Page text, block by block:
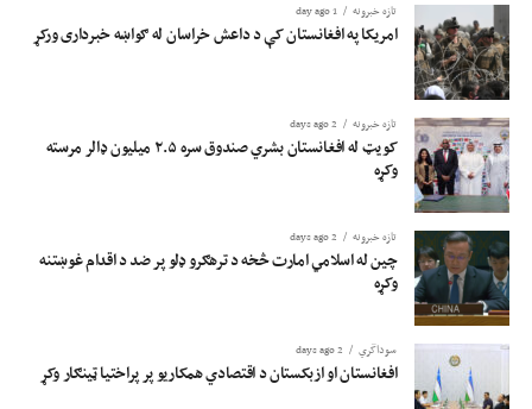
تازه خبرونه 1 day ago
امریکا په افغانستان کې د داعش خراسان له ګواښه خبرداری ورکړ
تازه خبرونه 2 days ago
کویټ له افغانستان بشري صندوق سره ۲.۵ میلیون ډالر مرسته
وکړه
تازه خبرونه 2 days ago
چین له اسلامي امارت څخه د ترهګرو ډلو پر ضد د اقدام غوښتنه
وکړه
سوداگري 2 days ago
افغانستان او ازبکستان د اقتصادي همکاریو پر پراختیا ټینګار وکړ